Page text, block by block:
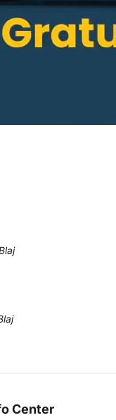
Center